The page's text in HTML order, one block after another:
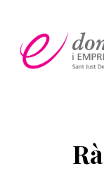
contingut